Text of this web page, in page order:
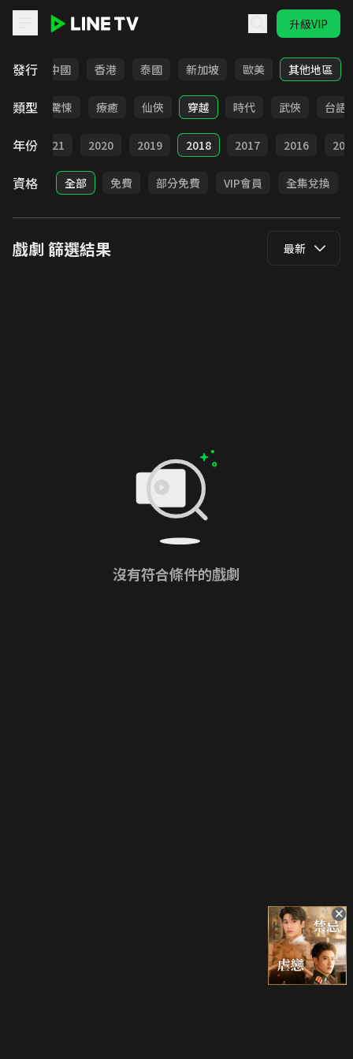
升級VIP
發行
韓國 中國 香港 泰國 新加坡 歐美 其他地區
類型
奇幻 驚悚 療癒 仙俠 穿越 時代 武俠 台語
年份 2021 2020 2019 2018 2017 2016
資格 全部 免費 部分免費 VIP會員 全集兌換
戲劇 篩選結果 最新
沒有符合條件的戲劇